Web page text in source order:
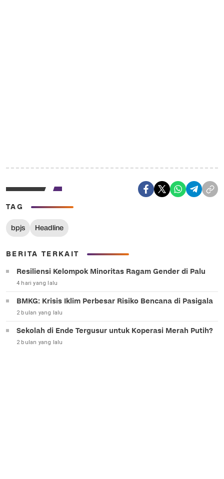
TAG
bpjs Headline
BERITA TERKAIT
Resiliensi Kelompok Minoritas Ragam Gender di Palu
4 hari yang lalu
BMKG: Krisis Iklim Perbesar Risiko Bencana di Pasigala
2 bulan yang lalu
Sekolah di Ende Tergusur untuk Koperasi Merah Putih?
2 bulan yang lalu